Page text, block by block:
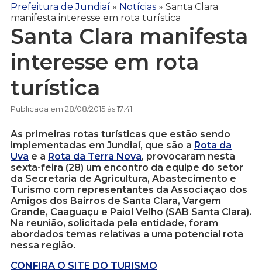
Prefeitura de Jundiaí » Notícias » Santa Clara
manifesta interesse em rota turística
Santa Clara manifesta
interesse em rota
turística
Publicada em 28/08/2015 às 17:41
As primeiras rotas turísticas que estão sendo
implementadas em Jundiaí, que são a Rota da
Uva e a Rota da Terra Nova, provocaram nesta
sexta-feira (28) um encontro da equipe do setor
da Secretaria de Agricultura, Abastecimento e
Turismo com representantes da Associação dos
Amigos dos Bairros de Santa Clara, Vargem
Grande, Caaguaçu e Paiol Velho (SAB Santa Clara).
Na reunião, solicitada pela entidade, foram
abordados temas relativas a uma potencial rota
nessa região.
CONFIRA O SITE DO TURISMO